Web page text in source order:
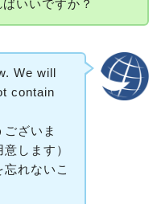
いいですか？
We will
contain
ございま
します）
れないこ